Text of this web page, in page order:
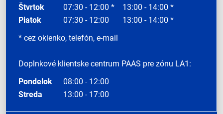
Štvrtok
07:30 - 12:00 *
13:00 - 14:00 *
Piatok
07:30 - 12:00
13:00 - 14:00 *
* cez okienko, telefón, e-mail
Doplnkové klientske centrum PAAS pre zónu LA1:
Pondelok
08:00 - 12:00
Streda
13:00 - 17:00